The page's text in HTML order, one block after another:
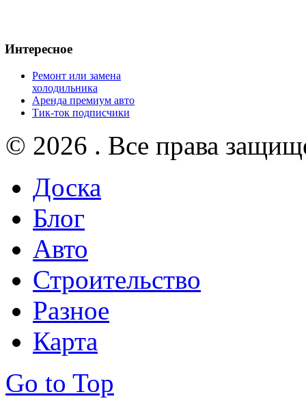
Интересное
Ремонт или замена
холодильника
Аренда премиум авто
Тик-ток подписчики
© 2026 . Все права
Доска
Блог
Авто
Строительство
Разное
Карта
Go to Top